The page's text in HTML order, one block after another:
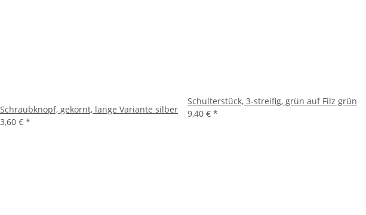
Schraubknopf, gekörnt, lange Variante silber
3,60 € *
Schulterstück, 3-streifig, grün auf Filz grün
9,40 € *